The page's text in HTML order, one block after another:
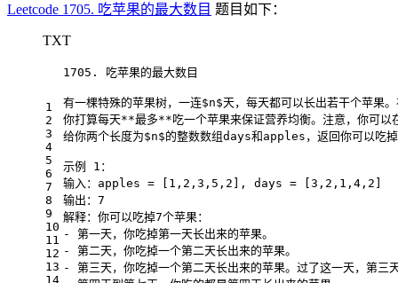
Leetcode 1705. 吃苹果的最大数目 题目如下：
TXT
1
2
3
4
5
6
7
8
9
10
11
12
13
14
1705. 吃苹果的最大数目
有一棵特殊的苹果树，一连$n$天，每天都可以长出若干个
你打算每天**最多**吃一个苹果来保证营养均衡。注意，你可以
给你两个长度为$n$的整数数组days和apples，返回你可以吃
示例 1：
输入：apples = [1,2,3,5,2], days = [3,2,1,4,2]
输出：7
解释：你可以吃掉7个苹果：
- 第一天，你吃掉第一天长出来的苹果。
- 第二天，你吃掉一个第二天长出来的苹果。
- 第三天，你吃掉一个第二天长出来的苹果。过了这一天，第三